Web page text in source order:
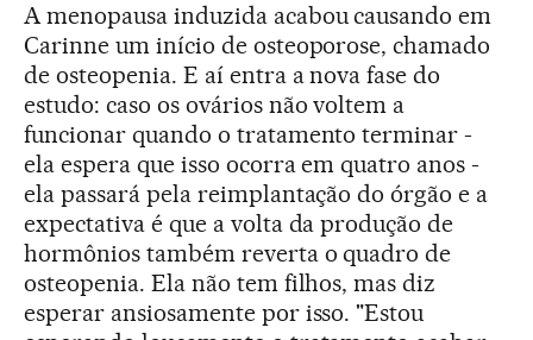
A menopausa induzida acabou causando em
Carinne um início de osteoporose, chamado
de osteopenia. E aí entra a nova fase do
estudo: caso os ovários não voltem a
funcionar quando o tratamento terminar -
ela espera que isso ocorra em quatro anos -
ela passará pela reimplantação do órgão e a
expectativa é que a volta da produção de
hormônios também reverta o quadro de
osteopenia. Ela não tem filhos, mas diz
esperar ansiosamente por isso. "Estou